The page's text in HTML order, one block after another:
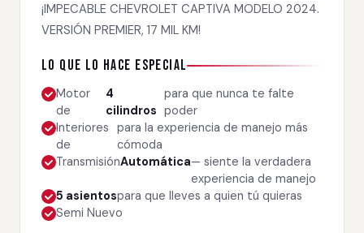
¡IMPECABLE CHEVROLET CAPTIVA MODELO 2024.
VERSIÓN PREMIER, 17 MIL KM!
Lo que lo hace especial
Motor
de
4
cilindros
para que nunca te falte
poder
Interiores
de
para la experiencia de manejo más
cómoda
TransmisiónAutomática— siente la verdadera
experiencia de manejo
5 asientospara que lleves a quien tú quieras
Semi Nuevo